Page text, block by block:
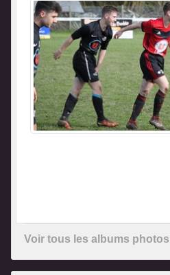
Voir tous les albums photos